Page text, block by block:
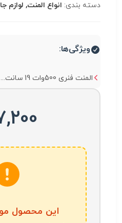
دسته بندی: انواع المنت, لوازم
ویژگی‌ها:
المنت فنری 500وات 19 سانت...
این محصول